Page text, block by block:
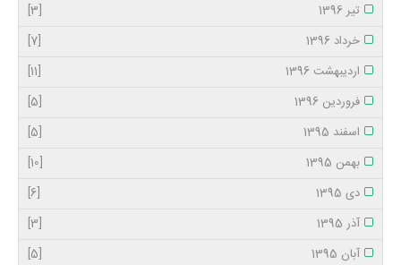
تیر 1396
[3]
خرداد 1396
[7]
اردیبهشت 1396
[11]
فروردین 1396
[5]
اسفند 1395
[5]
بهمن 1395
[10]
دی 1395
[6]
آذر 1395
[3]
آبان 1395
[5]